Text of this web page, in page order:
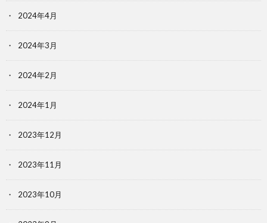
2024年4月
2024年3月
2024年2月
2024年1月
2023年12月
2023年11月
2023年10月